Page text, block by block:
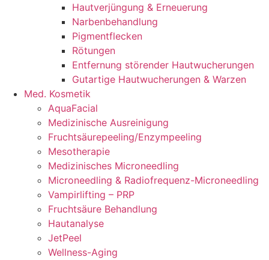
Hautverjüngung & Erneuerung
Narbenbehandlung
Pigmentflecken
Rötungen
Entfernung störender Hautwucherungen
Gutartige Hautwucherungen & Warzen
Med. Kosmetik
AquaFacial
Medizinische Ausreinigung
Fruchtsäurepeeling/Enzympeeling
Mesotherapie
Medizinisches Microneedling
Microneedling & Radiofrequenz-Microneedling
Vampirlifting – PRP
Fruchtsäure Behandlung
Hautanalyse
JetPeel
Wellness-Aging